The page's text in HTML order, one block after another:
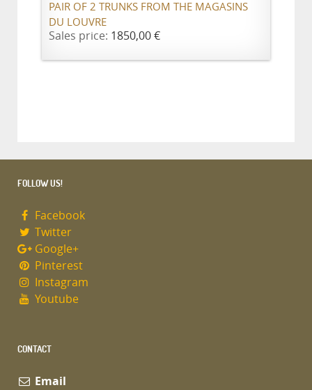
PAIR OF 2 TRUNKS FROM THE MAGASINS
DU LOUVRE
Sales price: 1850,00 €
FOLLOW US!
Facebook
Twitter
Google+
Pinterest
Instagram
Youtube
CONTACT
Email